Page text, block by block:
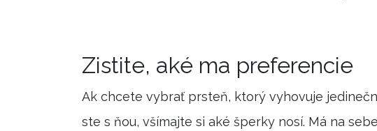
Zistite, aké ma preferencie
Ak chcete vybrať prsteň, ktorý vyhovuje
ste s ňou, všímajte si aké šperky nosí. Má na